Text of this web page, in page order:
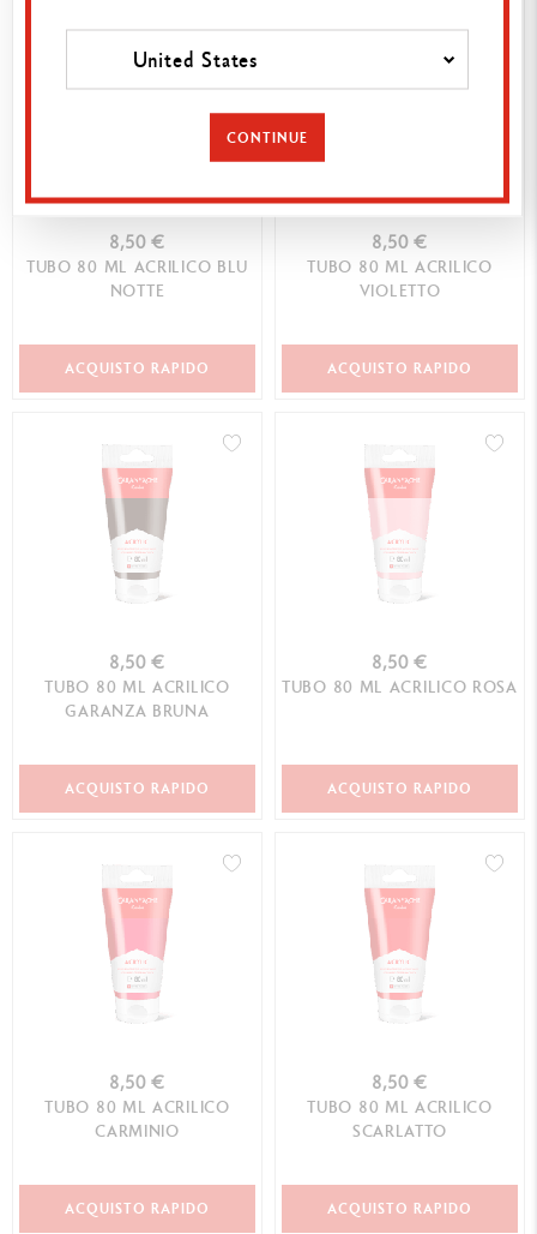
8,50 €
TUBO 80 ML ACRILICO BLU
NOTTE
ACQUISTO RAPIDO
8,50 €
TUBO 80 ML ACRILICO
VIOLETTO
ACQUISTO RAPIDO
8,50 €
TUBO 80 ML ACRILICO
GARANZA BRUNA
ACQUISTO RAPIDO
8,50 €
TUBO 80 ML ACRILICO ROSA
ACQUISTO RAPIDO
8,50 €
TUBO 80 ML ACRILICO
CARMINIO
ACQUISTO RAPIDO
8,50 €
TUBO 80 ML ACRILICO
SCARLATTO
ACQUISTO RAPIDO
United States
CONTINUE